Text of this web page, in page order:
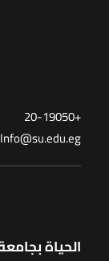
+20-19050
Info@su.edu.eg
الحياة